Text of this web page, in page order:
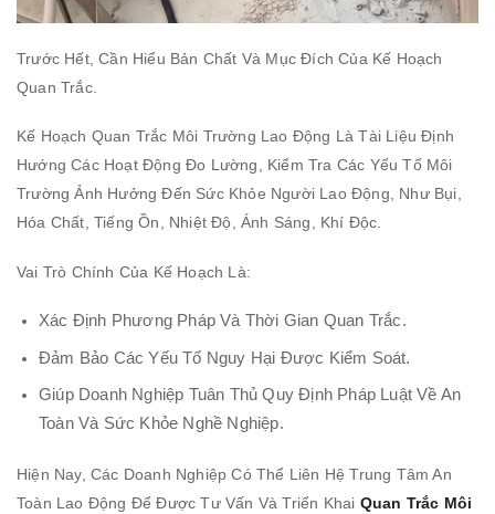
Trước Hết, Cần Hiểu Bản Chất Và Mục Đích Của Kế Hoạch
Quan Trắc.
Kế Hoạch Quan Trắc Môi Trường Lao Động Là Tài Liệu Định
Hướng Các Hoạt Động Đo Lường, Kiểm Tra Các Yếu Tố Môi
Trường Ảnh Hưởng Đến Sức Khỏe Người Lao Động, Như Bụi,
Hóa Chất, Tiếng Ồn, Nhiệt Độ, Ánh Sáng, Khí Độc.
Vai Trò Chính Của Kế Hoạch Là:
Xác Định Phương Pháp Và Thời Gian Quan Trắc.
Đảm Bảo Các Yếu Tố Nguy Hại Được Kiểm Soát.
Giúp Doanh Nghiệp Tuân Thủ Quy Định Pháp Luật Về An
Toàn Và Sức Khỏe Nghề Nghiệp.
Hiện Nay, Các Doanh Nghiệp Có Thể Liên Hệ Trung Tâm An
Toàn Lao Động Để Được Tư Vấn Và Triển Khai Quan Trắc Môi